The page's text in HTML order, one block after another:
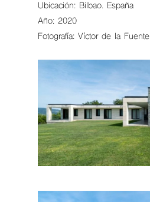
Ubicación: Bilbao. España
Año: 2020
Fotografía: Víctor de la Fuente